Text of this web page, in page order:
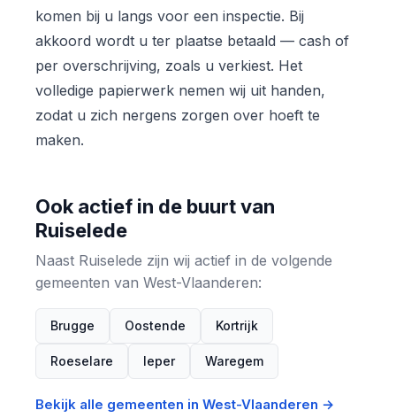
komen bij u langs voor een inspectie. Bij
akkoord wordt u ter plaatse betaald — cash of
per overschrijving, zoals u verkiest. Het
volledige papierwerk nemen wij uit handen,
zodat u zich nergens zorgen over hoeft te
maken.
Ook actief in de buurt van
Ruiselede
Naast Ruiselede zijn wij actief in de volgende
gemeenten van West-Vlaanderen:
Brugge Oostende Kortrijk
Roeselare Ieper Waregem
Bekijk alle gemeenten in West-Vlaanderen →